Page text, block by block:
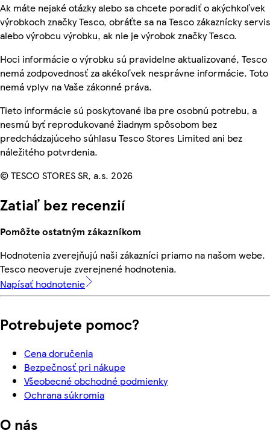
Ak máte nejaké otázky alebo sa chcete poradiť o akýchkoľvek
výrobkoch značky Tesco, obráťte sa na Tesco zákaznícky
alebo výrobcu výrobku, ak nie je výrobok značky Tesco.
Hoci informácie o výrobku sú pravidelne aktualizované, Tesco
nemá zodpovednosť za akékoľvek nesprávne informácie. Toto
nemá vplyv na Vaše zákonné práva.
Tieto informácie sú poskytované iba pre osobnú potrebu, a
nesmú byť reprodukované žiadnym spôsobom bez
predchádzajúceho súhlasu Tesco Stores Limited ani bez
náležitého potvrdenia.
© TESCO STORES SR, a.s. 2026
Zatiaľ bez recenzií
Pomôžte ostatným zákazníkom
Hodnotenia zverejňujú naši zákazníci priamo na našom webe.
Tesco neoveruje zverejnené hodnotenia.
Napísať hodnotenie
Potrebujete pomoc?
Cena doručenia
Bezpečnosť pri nákupe
Všeobecné obchodné podmienky
Ochrana súkromia
O nás